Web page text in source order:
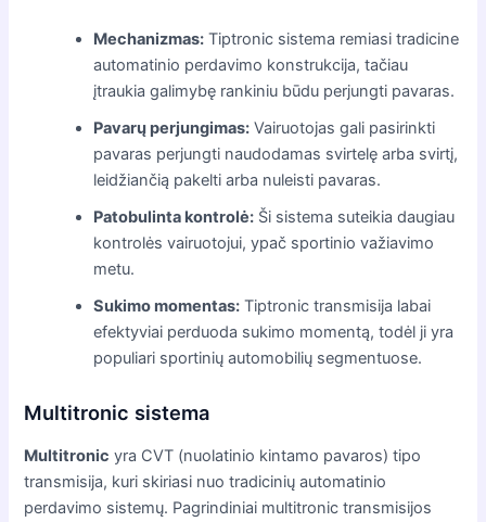
Mechanizmas: Tiptronic sistema remiasi tradicine
automatinio perdavimo konstrukcija, tačiau
įtraukia galimybę rankiniu būdu perjungti pavaras.
Pavarų perjungimas: Vairuotojas gali pasirinkti
pavaras perjungti naudodamas svirtelę arba svirtį,
leidžiančią pakelti arba nuleisti pavaras.
Patobulinta kontrolė: Ši sistema suteikia daugiau
kontrolės vairuotojui, ypač sportinio važiavimo
metu.
Sukimo momentas: Tiptronic transmisija labai
efektyviai perduoda sukimo momentą, todėl ji yra
populiari sportinių automobilių segmentuose.
Multitronic sistema
Multitronic yra CVT (nuolatinio kintamo pavaros) tipo
transmisija, kuri skiriasi nuo tradicinių automatinio
perdavimo sistemų. Pagrindiniai multitronic transmisijos